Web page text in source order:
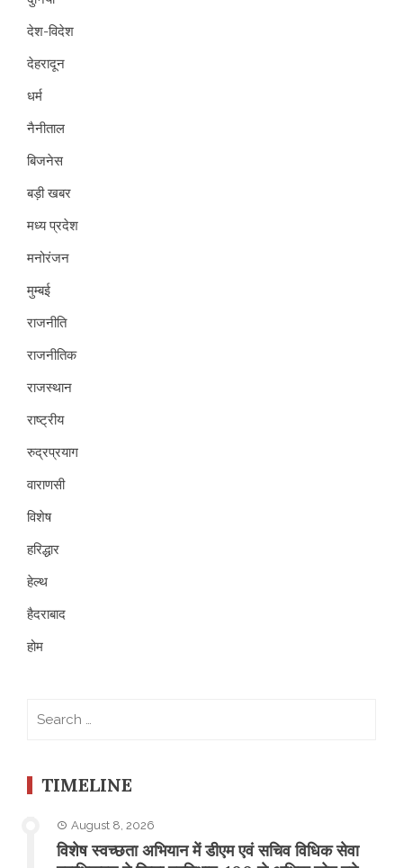
देश-विदेश
देहरादून
धर्म
नैनीताल
बिजनेस
बड़ी खबर
मध्य प्रदेश
मनोरंजन
मुम्बई
राजनीति
राजनीतिक
राजस्थान
राष्ट्रीय
रुद्रप्रयाग
वाराणसी
विशेष
हरिद्धार
हेल्थ
हैदराबाद
होम
TIMELINE
August 8, 2026
विशेष स्वच्छता अभियान में डीएम एवं सचिव विधिक सेवा